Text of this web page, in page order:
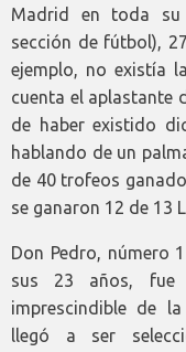
Madrid en toda su
sección de fútbol),
ejemplo, no existía
cuenta el aplastante
de haber existido
hablando de un
de 40 trofeos
se ganaron 12 de 13
Don Pedro, número
sus 23 años, fue
imprescindible de
llegó a ser